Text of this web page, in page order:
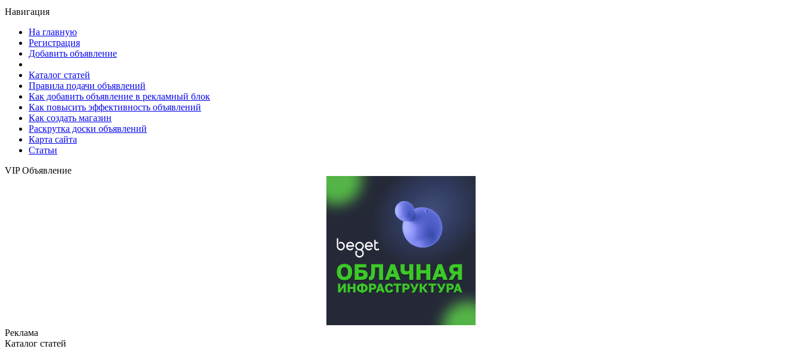
Навигация
На главную
Регистрация
Добавить объявление
Каталог статей
Правила подачи объявлений
Как добавить объявление в рекламный блок
Как повысить эффективность объявлений
Как создать магазин
Раскрутка доски объявлений
Карта сайта
Статьи
VIP Объявление
Реклама
Каталог статей